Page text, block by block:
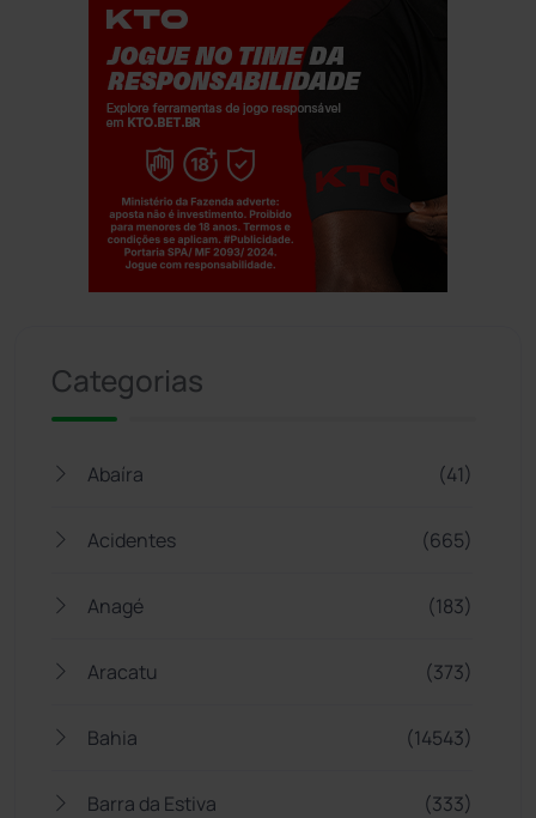
Categorias
Abaíra (41)
Acidentes (665)
Anagé (183)
Aracatu (373)
Bahia (14543)
Barra da Estiva (333)